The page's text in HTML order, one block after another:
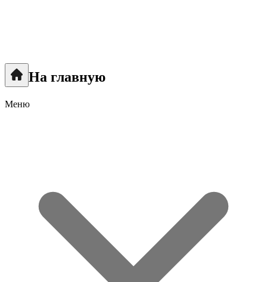
На главную
Меню